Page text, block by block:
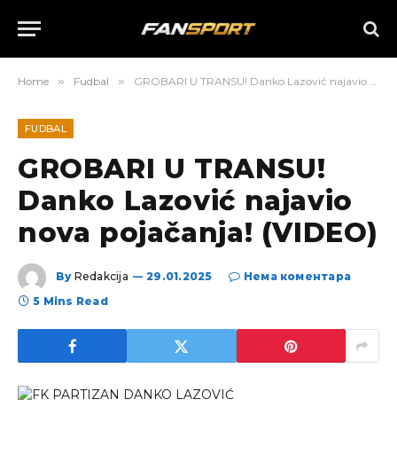
Home » Fudbal » GROBARI U TRANSU! Danko Lazović najavio nova pojačanja! (VIDEO)
FUDBAL
GROBARI U TRANSU!
Danko Lazović najavio
nova pojačanja! (VIDEO)
By Redakcija 29.01.2025
Нема коментара
5 Mins Read